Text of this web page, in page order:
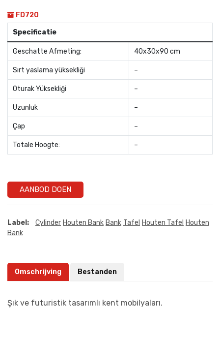
FD720
Specificatie
Geschatte Afmeting: 40x30x90 cm
Sırt yaslama yüksekliği –
Oturak Yüksekliği –
Uzunluk –
Çap –
Totale Hoogte: –
AANBOD DOEN
Label: Cylinder Houten Bank Bank Tafel Houten Tafel Houten
Bank
Omschrijving Bestanden
Şık ve futuristik tasarımlı kent mobilyaları.